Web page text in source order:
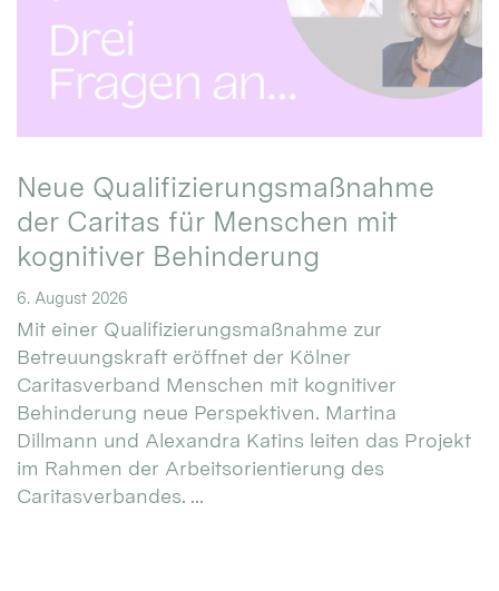
Neue Qualifizierungsmaßnahme
der Caritas für Menschen mit
kognitiver Behinderung
6. August 2026
Mit einer Qualifizierungsmaßnahme zur
Betreuungskraft eröffnet der Kölner
Caritasverband Menschen mit kognitiver
Behinderung neue Perspektiven. Martina
Dillmann und Alexandra Katins leiten das Projekt
im Rahmen der Arbeitsorientierung des
Caritasverbandes. ...